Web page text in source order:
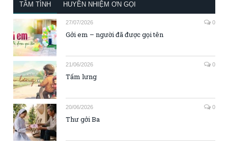
TÂM TÌNH HUYỀN NHIỆM ƠN GỌI
27/07/2026 0
Gởi em – người đã được gọi tên
21/06/2026 0
Tấm lưng
20/06/2026 0
Thư gởi Ba